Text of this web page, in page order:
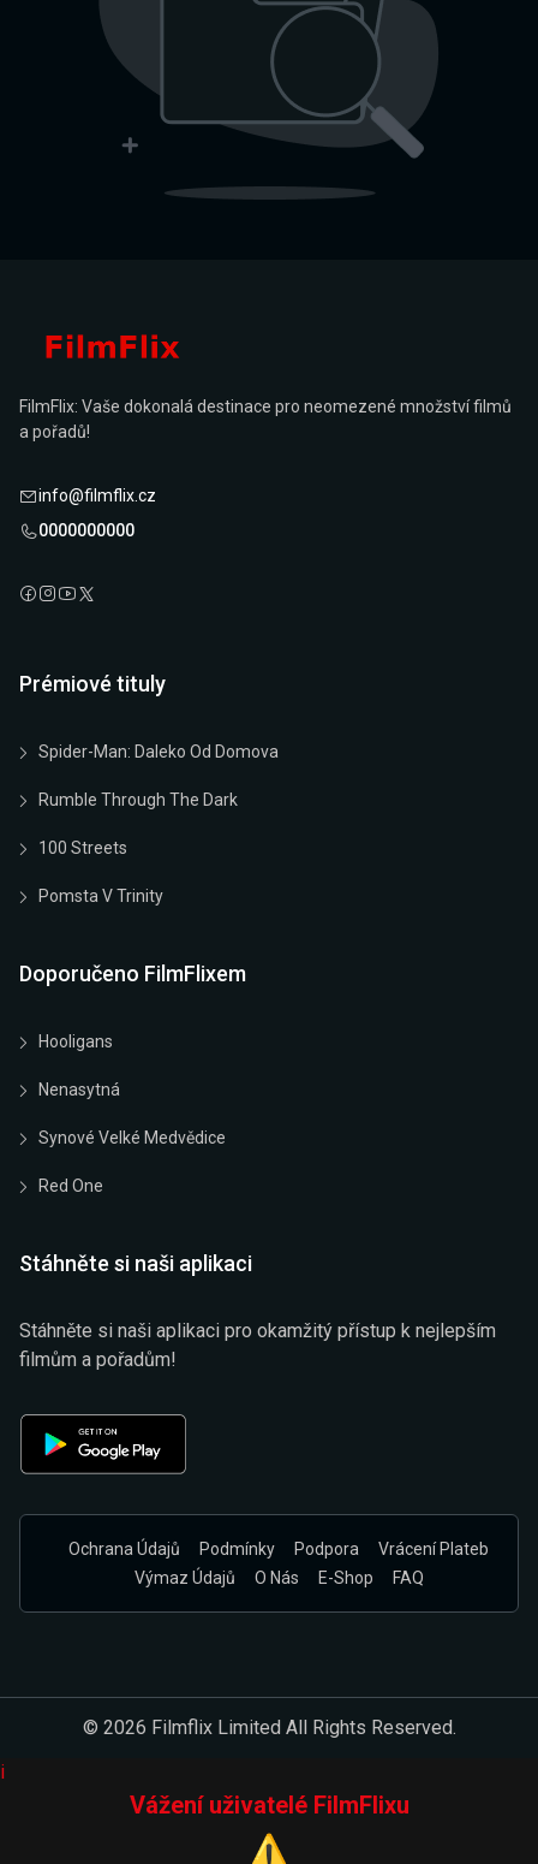
FilmFlix: Vaše dokonalá destinace pro neomezené množství filmů
a pořadů!
info@filmflix.cz
0000000000
Prémiové tituly
Spider-Man: Daleko Od Domova
Rumble Through The Dark
100 Streets
Pomsta V Trinity
Doporučeno FilmFlixem
Hooligans
Nenasytná
Synové Velké Medvědice
Red One
Stáhněte si naši aplikaci
Stáhněte si naši aplikaci pro okamžitý přístup k nejlepším
filmům a pořadům!
Ochrana Údajů Podmínky Podpora
Vrácení Plateb
Výmaz Údajů
O Nás E-Shop FAQ
© 2026 Filmflix Limited All Rights Reserved.
i
Vážení uživatelé FilmFlixu
⚠️